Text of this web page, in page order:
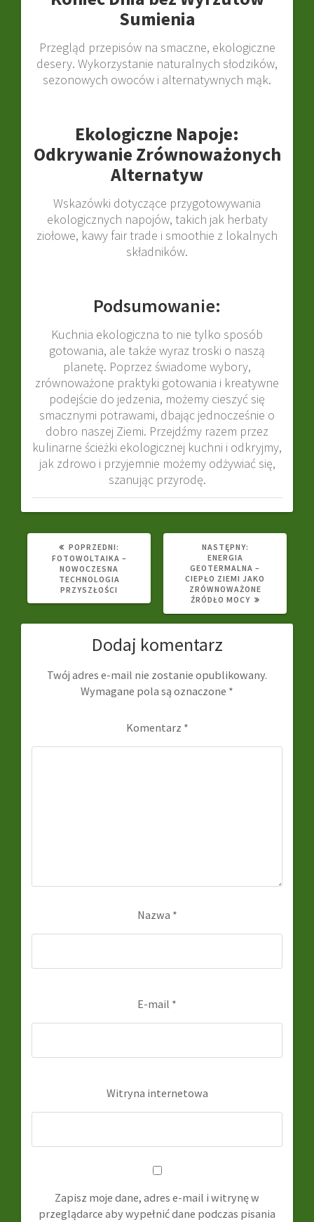
Sumienia
Przegląd przepisów na smaczne, ekologiczne
desery. Wykorzystanie naturalnych słodzików,
sezonowych owoców i alternatywnych mąk.
Ekologiczne Napoje:
Odkrywanie Zrównoważonych
Alternatyw
Wskazówki dotyczące przygotowywania
ekologicznych napojów, takich jak herbaty
ziołowe, kawy fair trade i smoothie z lokalnych
składników.
Podsumowanie:
Kuchnia ekologiczna to nie tylko sposób
gotowania, ale także wyraz troski o naszą
planetę. Poprzez świadome wybory,
zrównoważone praktyki gotowania i kreatywne
podejście do jedzenia, możemy cieszyć się
smacznymi potrawami, dbając jednocześnie o
dobro naszej Ziemi. Przejdźmy razem przez
kulinarne ścieżki ekologicznej kuchni i odkryjmy,
jak zdrowo i przyjemnie możemy odżywiać się,
szanując przyrodę.
POPRZEDNI:
WPIS:
FOTOWOLTAIKA –
NOWOCZESNA
TECHNOLOGIA
PRZYSZŁOŚCI
NASTĘPNY:
ENERGIA
GEOTERMALNA –
CIEPŁO ZIEMI JAKO
ZRÓWNOWAŻONE
ŹRÓDŁO MOCY
Dodaj komentarz
Twój adres e-mail nie zostanie opublikowany.
Wymagane pola są oznaczone *
Komentarz *
Nazwa *
E-mail *
Witryna internetowa
Zapisz moje dane, adres e-mail i witrynę w
przeglądarce aby wypełnić dane podczas pisania